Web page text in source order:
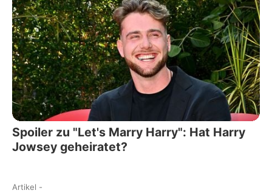
Spoiler zu "Let's Marry Harry": Hat Harry
Jowsey geheiratet?
Artikel -